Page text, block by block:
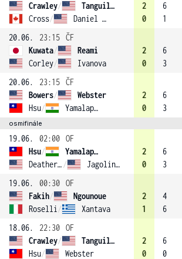
Crawley/
Tanguilig
Cross/ Daniel (1)
2
0
6
1
20.06.
23:15 ČF
Kuwata/
Reami
Corley/ Ivanova
2
0
6
3
20.06.
23:15 ČF
Bowers/
Webster
Hsu/ Yamalapalli
2
0
6
3
osmifinále
19.06. 02:00 OF
Hsu/
Yamalapalli
Deatherage / Jagolinzer
2
0
6
3
19.06.
00:30 OF
Fakih/
Ngounoue
Roselli / Xantava
2
1
4
6
18.06.
22:30 OF
Crawley/
Tanguilig
Hsu/ Webster
2
0
6
0